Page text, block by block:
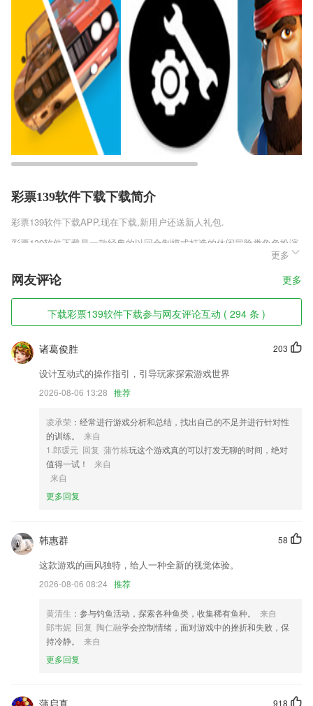
彩票139软件下载下载简介
彩票139软件下载APP,现在下载,新用户还送新人礼包.
彩票139软件下载是一款经典的以回合制模式打造的休闲冒险类角色扮演
手游，游戏将打造一个神魔共存的仙侠世界，玩家要在此处开启自己的修
仙冒险之旅，丰富的社交功能以及带入感极强的3D模式，更有各种极品
绝版宠物等你领取。
彩票139软件下载软件特色
1,漫画墙的对话让你在一个的时候不无聊!
2,如果你想与四大的精英人群为伍，那么注册会计师是你优先的选择。
3,保存你最喜欢的短语和字并顺利复习他们。
4,实时的进行cpu的监控进行温控的处理防止过热
找书直达心中所爱
6,支持按小说名称和作者名称搜索小说。
彩票139软件下载软件优势
1.：创新的闯关型学习模式，将学习与练习完美结合，逐行解锁各个假
2.线上学习成语也是非常方便的，帮助用户轻松的掌握更多的成语；
3.网约车考试问答题每日一练。
4.往年考试精选真题，把握消防师备考规律。
5.了解不同的教学信息也会更加的简洁化，同时还可以更好的知晓通话交
流带来的快捷
6.修复日语语法和五十音的BUG
彩票139软件下载更新了什么?
更多
网友评论 更多
下载彩票139软件下载参与网友评论互动 ( 294 条 )
203
诸葛俊胜
设计互动式的操作指引，引导玩家探索游戏世界
2026-08-06 13:28 推荐
凌承荣 ：经常进行游戏分析和总结，找出自己的不足并进行针对性
的训练。
来自
1.郎瑗元 回复 蒲竹栋玩这个游戏真的可以打发无聊的时间，绝对
值得一试！
来自
来自
更多回复
58
韩惠群
这款游戏的画风独特，给人一种全新的视觉体验。
2026-08-06 08:24 推荐
黄清生 ：参与钓鱼活动，探索各种鱼类，收集稀有鱼种。
来自
郎韦妮 回复 陶仁融学会控制情绪，面对游戏中的挫折和失败，保
持冷静。
来自
更多回复
918
蒲启真